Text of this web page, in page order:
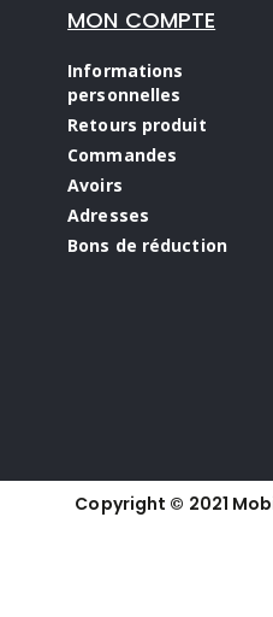
MON COMPTE
Informations
personnelles
Retours produit
Commandes
Avoirs
Adresses
Bons de réduction
Copyright © 2021